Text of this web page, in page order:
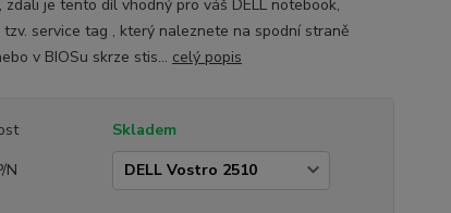
zdali je tento díl vhodný pro váš DELL notebook,
service tag , který naleznete na spodní straně
v BIOSu skrze stis... celý popis
Skladem
N